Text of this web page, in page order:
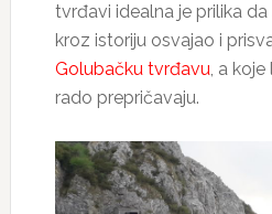
tvrđavi idealna je prilika
kroz istoriju osvajao i
Golubačku tvrđavu, a
rado prepričavaju.